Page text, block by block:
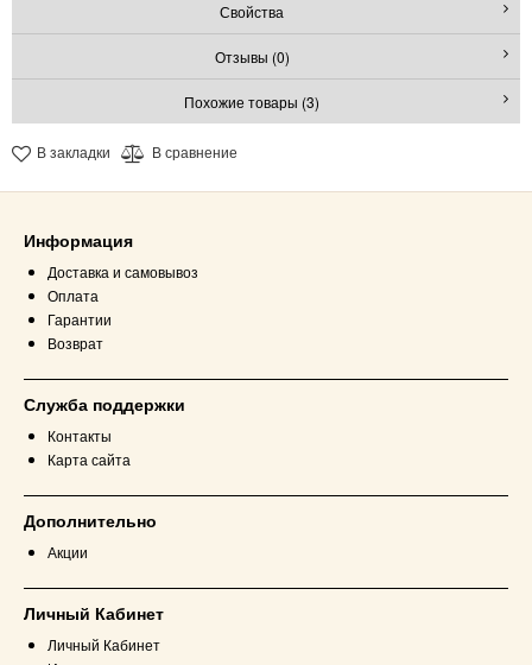
Свойства
Отзывы (0)
Похожие товары (3)
В закладки В сравнение
Информация
Доставка и самовывоз
Оплата
Гарантии
Возврат
Служба поддержки
Контакты
Карта сайта
Дополнительно
Акции
Личный Кабинет
Личный Кабинет